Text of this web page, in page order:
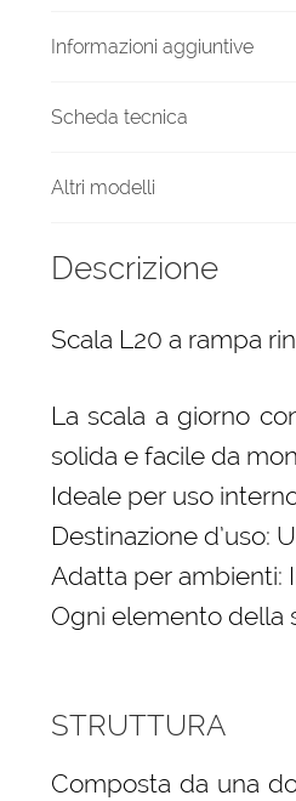
quantità
Informazioni aggiuntive
Scheda tecnica
Altri modelli
Descrizione
Scala L20 a rampa
La scala a giorno
solida e facile da
Ideale per uso
Destinazione d’uso:
Adatta per ambienti:
Ogni elemento della
STRUTTURA
Composta da una